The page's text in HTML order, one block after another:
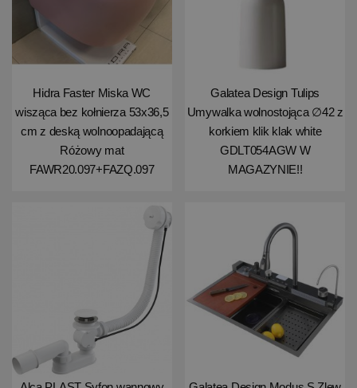
Hidra Faster Miska WC
wisząca bez kołnierza 53x36,5
cm z deską wolnoopadającą
Różowy mat
FAWR20.097+FAZQ.097
Galatea Design Tulips
Umywalka wolnostojąca ∅42 z
korkiem klik klak white
GDLT054AGW W
MAGAZYNIE!!